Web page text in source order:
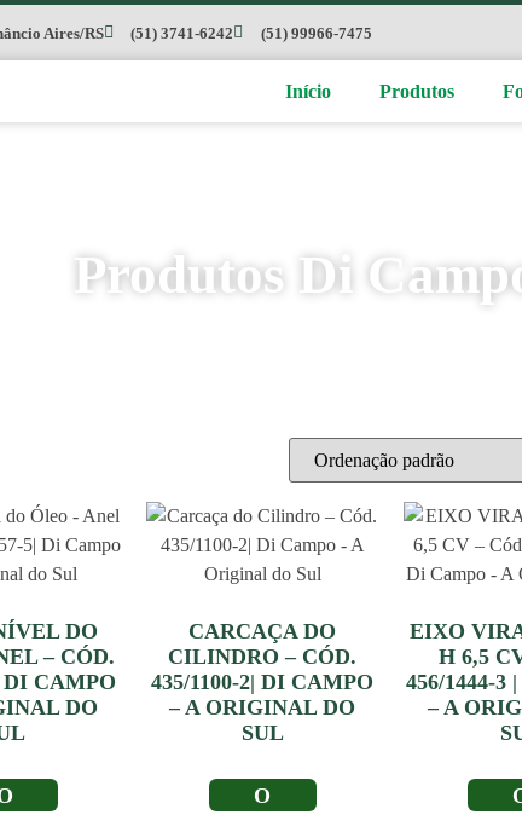
Aires/RS (51) 3741-6242 (51) 99966-7475
Início Produtos
Produtos Di
DO
– CÓD.
DI CAMPO
DO
CARCAÇA DO
CILINDRO – CÓD.
435/1100-2| DI CAMPO
– A ORIGINAL DO
SUL
LER MAIS
EIXO
H 6,5
456/1444-3
– A
LER